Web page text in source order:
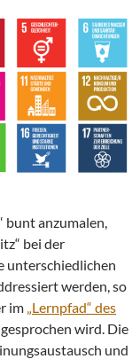
bunt anzumalen,
bei der
unterschiedlichen
werden, so
im „Lernpfad“ des
wird. Die
und